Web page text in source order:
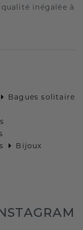
inégalée à
Bagues solitaire
Bijoux